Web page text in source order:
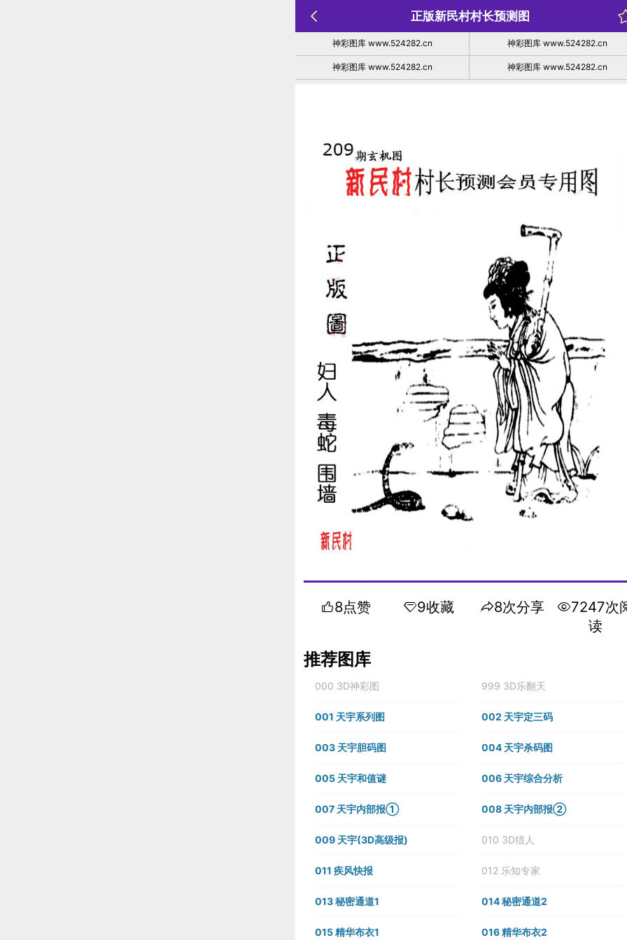
正版新民村村长预测图
神彩图库 www.524282.cn 神彩图库 www.524282.cn
神彩图库 www.524282.cn 神彩图库 www.524282.cn
8点赞 9收藏 8次分享
7247次
读
推荐图库
000 3D神彩图 999 3D乐翻天
001 天宇系列图 002 天宇定三码
003 天宇胆码图 004 天宇杀码图
005 天宇和值谜 006 天宇综合分析
007 天宇内部报① 008 天宇内部报②
009 天宇(3D高级报) 010 3D猎人
011 疾风快报 012 乐知专家
013 秘密通道1 014 秘密通道2
015 精华布衣1 016 精华布衣2